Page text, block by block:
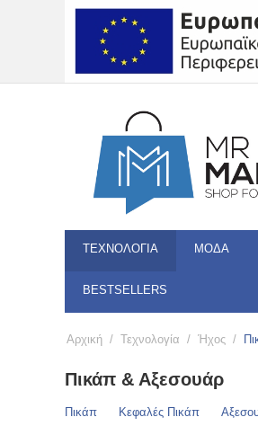
ΤΕΧΝΟΛΟΓΊΑ ΜΌΔΑ
BESTSELLERS
Αρχική / Τεχνολογία / Ήχος /
Πικάπ & Αξεσουάρ
Πικάπ Κεφαλές Πικάπ